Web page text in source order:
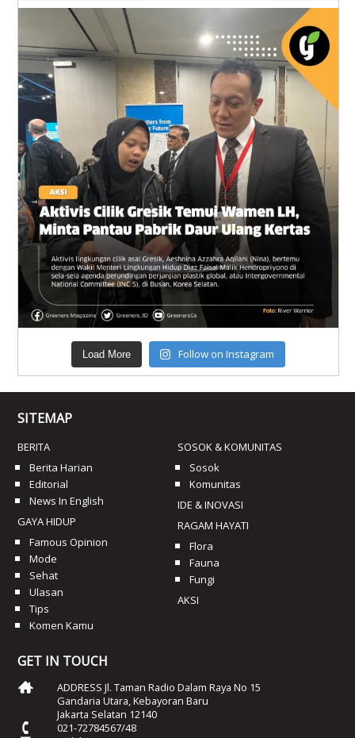
Load More Follow on Instagram
SITEMAP
BERITA
Berita Harian
Editorial
News In English
GAYA HIDUP
Famous Opinion
Mode
Sehat
Ulasan
Tips
Komen Kamu
SOSOK & KOMUNITAS
Sosok
Komunitas
IDE & INOVASI
RAGAM HAYATI
Flora
Fauna
Fungi
AKSI
GET IN TOUCH
ADDRESS Jl. Taman Radio Dalam Raya No 15
Gandaria Utara, Kebayoran Baru
Jakarta Selatan 12140
021-72784567/48